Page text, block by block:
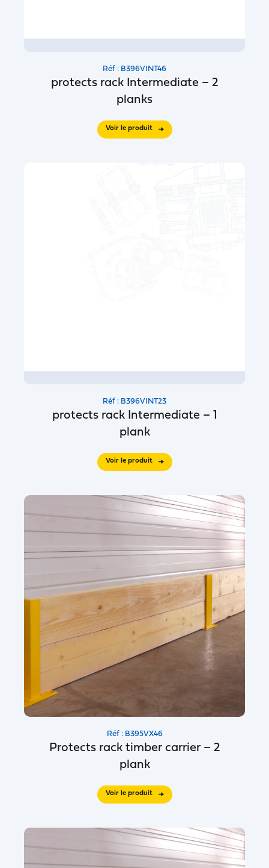
Réf : B396VINT46
protects rack Intermediate – 2
planks
Voir le produit
Réf : B396VINT23
protects rack Intermediate – 1
plank
Voir le produit
Réf : B395VX46
Protects rack timber carrier – 2
plank
Voir le produit